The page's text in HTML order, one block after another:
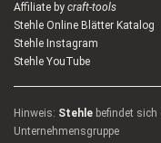
Affiliate by craft-tools
Stehle Online Blätter Katalog
Stehle Instagram
Stehle YouTube
Hinweis: Stehle befindet
Unternehmensgruppe